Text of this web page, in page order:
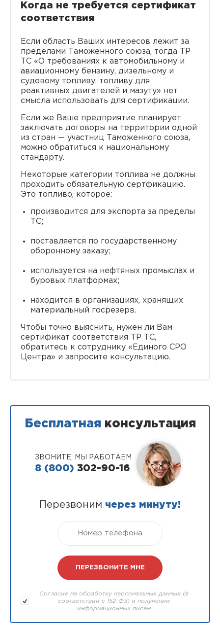
Когда не требуется сертификат
соответствия
Если область Ваших интересов лежит за
пределами Таможенного союза, тогда ТР
ТС «О требованиях к автомобильному и
авиационному бензину, дизельному и
судовому топливу, топливу для
реактивных двигателей и мазуту» нет
смысла использовать для сертификации.
Если же Ваше предприятие планирует
заключать договоры на территории одной
из стран — участниц Таможенного союза,
можно обратиться к национальному
стандарту.
Некоторые категории топлива не должны
проходить обязательную сертфикацию.
Это топливо, которое:
производится для экспорта за пределы
ТС;
поставляется по государственному
оборонному заказу;
используется на нефтяных промыслах и
буровых платформах;
находится в организациях, хранящих
материальный госрезерв.
Чтобы точно выяснить, нужен ли Вам
сертификат соответствия ТР ТС,
обратитесь к сотруднику «Единого СРО
Центра» и запросите консультацию.
Бесплатная консультация
ЗВОНИТЕ, МЫ РАБОТАЕМ
8 (800) 302-90-16
Перезвоним через минуту!
Согласие на обработку персональных данных (в
соответствии с 152-ФЗ) и получении
информационных писем